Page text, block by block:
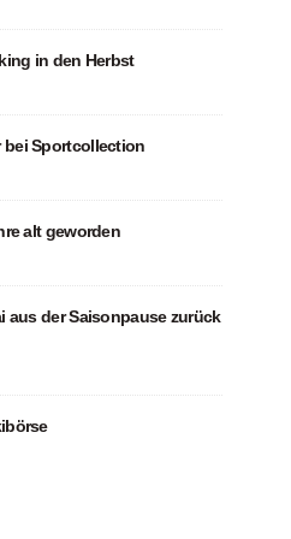
in den Herbst
bei Sportcollection
alt geworden
aus der Saisonpause zurück